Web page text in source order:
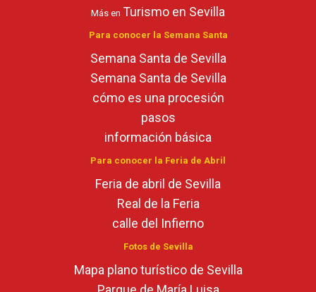
Más en Turismo en Sevilla
Para conocer la Semana Santa
Semana Santa de Sevilla
Semana Santa de Sevilla
cómo es una procesión
pasos
información básica
Para conocer la Feria de Abril
Feria de abril de Sevilla
Real de la Feria
calle del Infierno
Fotos de Sevilla
Mapa plano turístico de Sevilla